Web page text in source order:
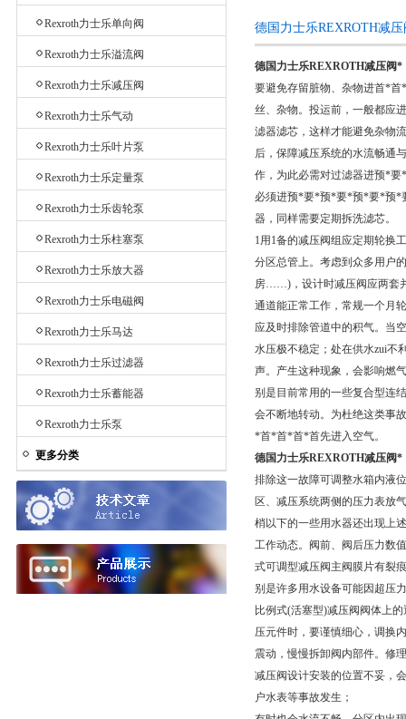
Rexroth力士乐单向阀
Rexroth力士乐溢流阀
Rexroth力士乐减压阀
Rexroth力士乐气动
Rexroth力士乐叶片泵
Rexroth力士乐定量泵
Rexroth力士乐齿轮泵
Rexroth力士乐柱塞泵
Rexroth力士乐放大器
Rexroth力士乐电磁阀
Rexroth力士乐马达
Rexroth力士乐过滤器
Rexroth力士乐蓄能器
Rexroth力士乐泵
更多分类
德国力士乐REXROTH减
德国力士乐REXROTH减压阀*
要避免存留脏物、杂物进首*
丝、杂物。投运前，一般都应
滤器滤芯，这样才能避免杂物
后，保障减压系统的水流畅通
作，为此必需对过滤器进预*
必须进预*要*预*要*预*要*预*
器，同样需要定期拆洗滤芯。
1用1备的减压阀组应定期轮换
分区总管上。考虑到众多用户
房……)，设计时减压阀应两套
通道能正常工作，常规一个月
应及时排除管道中的积气。当
水压极不稳定；处在供水zui不
声。产生这种现象，会影响燃
别是目前常用的一些复合型连
会不断地转动。为杜绝这类事
*首*首*首*首先进入空气。
德国力士乐REXROTH减压阀*
排除这一故障可调整水箱内液
区、减压系统两侧的压力表放
梢以下的一些用水器还出现上
工作动态。阀前、阀后压力数
式可调型减压阀主阀膜片有裂
别是许多用水设备可能因超压
比例式(活塞型)减压阀阀体上
压元件时，要谨慎细心，调换
震动，慢慢拆卸阀内部件。修
减压阀设计安装的位置不妥，
户水表等事故发生；